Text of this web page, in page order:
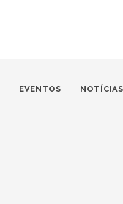
EVENTOS NOTÍCIAS